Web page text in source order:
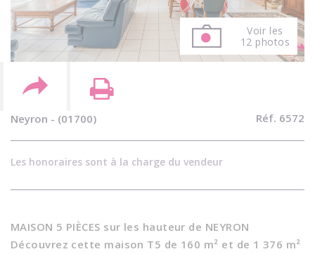
Neyron - (01700) Réf. 6572
Les honoraires sont à la charge du vendeur
MAISON 5 PIÈCES sur les hauteur de NEYRON
Découvrez cette maison T5 de 160 m² et de 1 376 m²
Voir les
12 photos